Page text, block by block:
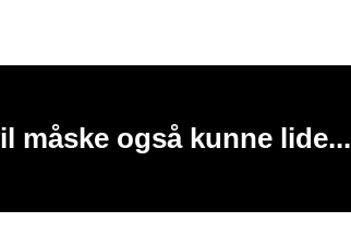
måske også kunne lide...